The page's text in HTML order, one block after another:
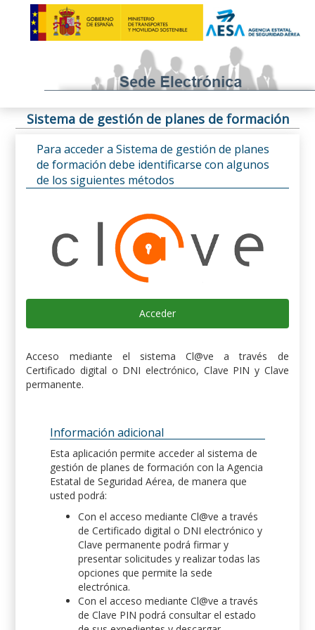
Sistema de gestión de planes de formación
Para acceder a Sistema de gestión de planes
de formación debe identificarse con algunos
de los siguientes métodos
Acceder
Acceso mediante el sistema Cl@ve a través de
Certificado digital o DNI electrónico, Clave PIN y Clave
permanente.
Información adicional
Esta aplicación permite acceder al sistema de
gestión de planes de formación con la Agencia
Estatal de Seguridad Aérea, de manera que
usted podrá:
Con el acceso mediante Cl@ve a través
de Certificado digital o DNI electrónico y
Clave permanente podrá firmar y
presentar solicitudes y realizar todas las
opciones que permite la sede
electrónica.
Con el acceso mediante Cl@ve a través
de Clave PIN podrá consultar el estado